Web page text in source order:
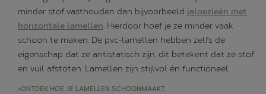
minder stof vasthouden dan bijvoorbeeld jaloezieën met
horizontale lamellen. Hierdoor hoef je ze minder vaak
schoon te maken. De pvc-lamellen hebben zelfs de
eigenschap dat ze antistatisch zijn, dit betekent dat ze stof
en vuil afstoten. Lamellen zijn stijlvol én functioneel.
>ONTDEK HOE JE LAMELLEN SCHOONMAAKT